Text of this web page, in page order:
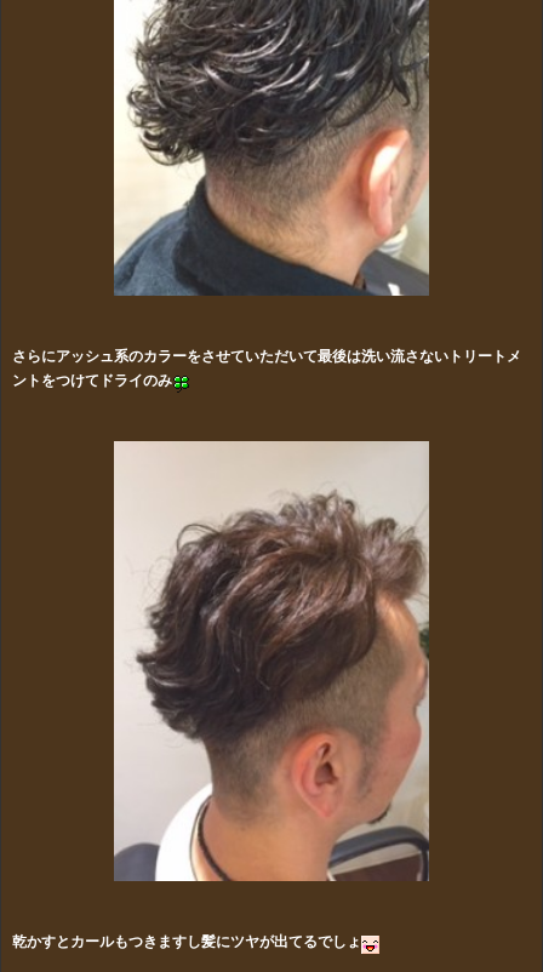
さらにアッシュ系のカラーをさせていただいて最後は洗い流さないトリートメ
ントをつけてドライのみ
乾かすとカールもつきますし髪にツヤが出てるでしょ